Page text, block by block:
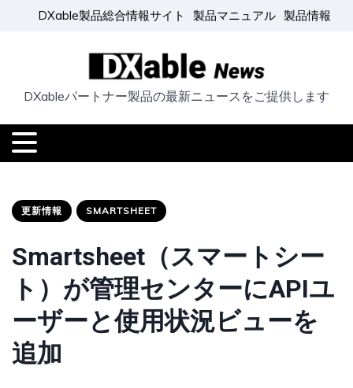
DXable製品総合情報サイト 製品マニュアル 製品情報
DXableパートナー製品の最新ニュースをご提供します
更新情報 SMARTSHEET
Smartsheet（スマートシー
ト）が管理センターにAPIユ
ーザーと使用状況ビューを
追加